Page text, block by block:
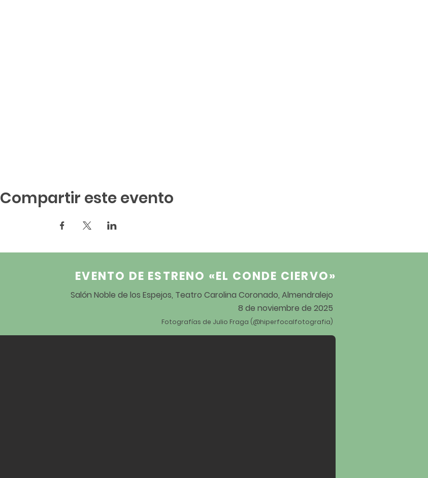
Compartir este evento
EVENTO DE ESTRENO «EL CONDE CIERVO»
Salón Noble de los Espejos, Teatro Carolina Coronado, Almendralejo
8 de noviembre de 2025
Fotografías de Julio Fraga (@hiperfocalfotografia)